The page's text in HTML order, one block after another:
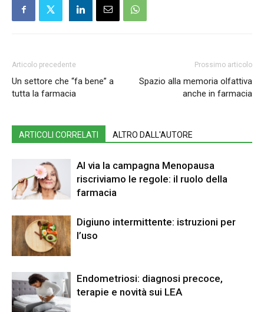
Articolo precedente
Un settore che “fa bene” a
tutta la farmacia
Prossimo articolo
Spazio alla memoria olfattiva
anche in farmacia
ARTICOLI CORRELATI ALTRO DALL'AUTORE
Al via la campagna Menopausa
riscriviamo le regole: il ruolo della
farmacia
Digiuno intermittente: istruzioni per
l’uso
Endometriosi: diagnosi precoce,
terapie e novità sui LEA